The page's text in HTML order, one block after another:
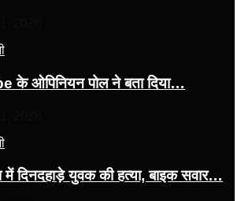
के ओपिनियन पोल ने बता दिया…
में दिनदहाड़े युवक की हत्या, बाइक सवार…